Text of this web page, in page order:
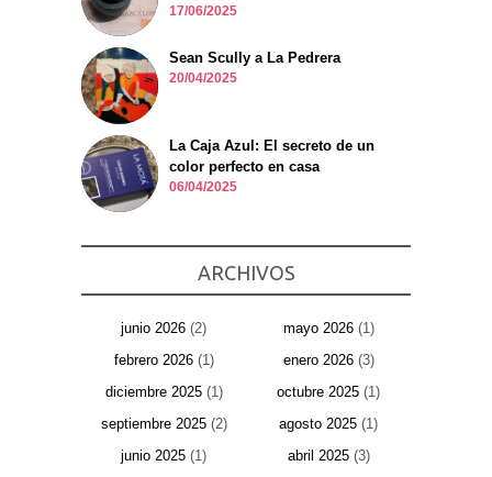
17/06/2025
Sean Scully a La Pedrera
20/04/2025
La Caja Azul: El secreto de un
color perfecto en casa
06/04/2025
ARCHIVOS
junio 2026 (2) mayo 2026(1)
febrero 2026(1) enero 2026(3)
diciembre 2025(1) octubre 2025 (1)
septiembre 2025(2) agosto 2025 (1)
junio 2025 (1) abril 2025(3)